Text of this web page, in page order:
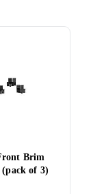
Brim
of 3)